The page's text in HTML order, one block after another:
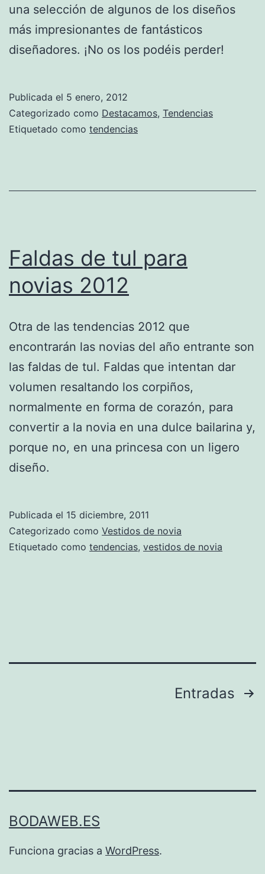
una selección de algunos de los diseños
más impresionantes de fantásticos
diseñadores. ¡No os los podéis perder!
Publicada el 5 enero, 2012
Categorizado como Destacamos, Tendencias
Etiquetado como tendencias
Faldas de tul para
novias 2012
Otra de las tendencias 2012 que
encontrarán las novias del año entrante son
las faldas de tul. Faldas que intentan dar
volumen resaltando los corpiños,
normalmente en forma de corazón, para
convertir a la novia en una dulce bailarina y,
porque no, en una princesa con un ligero
diseño.
Publicada el 15 diciembre, 2011
Categorizado como Vestidos de novia
Etiquetado como tendencias, vestidos de novia
Entradas
BODAWEB.ES
Funciona gracias a WordPress.